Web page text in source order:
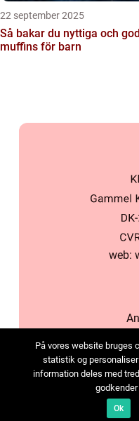
22 september 2025
Så bakar du nyttiga och
muffins för barn
web:
På vores website bruges
statistik og
information deles med
Ok